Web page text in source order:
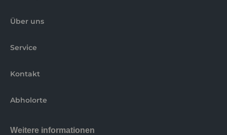
Über uns
Service
Kontakt
Abholorte
Weitere informationen